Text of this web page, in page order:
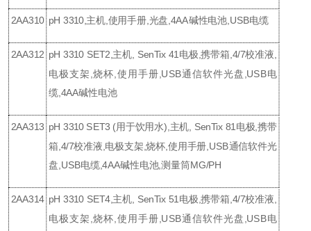
2AA310 pH 3310,主机,使用手册,光盘,4AA碱性电池,USB电缆
2AA312 pH 3310 SET2,主机, SenTix 41电极,携带箱,4/7校准液,
电极支架,烧杯,使用手册,USB通信软件光盘,USB电
缆,4AA碱性电池
2AA313 pH 3310 SET3 (用于饮用水),主机, SenTix 81电极,携带
箱,4/7校准液,电极支架,烧杯,使用手册,USB通信软件光
盘,USB电缆,4AA碱性电池,测量筒MG/PH
2AA314 pH 3310 SET4,主机, SenTix 51电极,携带箱,4/7校准液,
电极支架,烧杯,使用手册,USB通信软件光盘,USB电